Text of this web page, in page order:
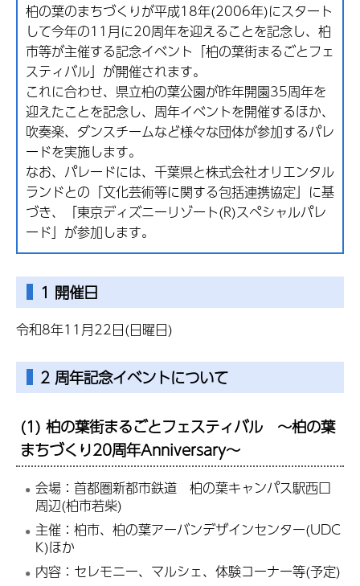
柏の葉のまちづくりが平成18年(2006年)にスタート
して今年の11月に20周年を迎えることを記念し、柏
市等が主催する記念イベント「柏の葉街まるごとフェ
スティバル」が開催されます。
これに合わせ、県立柏の葉公園が昨年開園35周年を
迎えたことを記念し、周年イベントを開催するほか、
吹奏楽、ダンスチームなど様々な団体が参加するパレ
ードを実施します。
なお、パレードには、千葉県と株式会社オリエンタル
ランドとの「文化芸術等に関する包括連携協定」に基
づき、「東京ディズニーリゾート(R)スペシャルパレ
ード」が参加します。
1 開催日
令和8年11月22日(日曜日)
2 周年記念イベントについて
(1) 柏の葉街まるごとフェスティバル ～柏の葉
まちづくり20周年Anniversary～
会場：首都圏新都市鉄道 柏の葉キャンパス駅西口
周辺(柏市若柴)
主催：柏市、柏の葉アーバンデザインセンター(UDC
K)ほか
内容：セレモニー、マルシェ、体験コーナー等(予定)